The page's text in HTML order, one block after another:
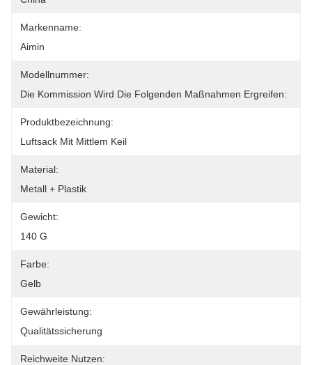
Markenname:
Aimin
Modellnummer:
Die Kommission Wird Die Folgenden Maßnahmen Ergreifen:
Produktbezeichnung:
Luftsack Mit Mittlem Keil
Material:
Metall + Plastik
Gewicht:
140 G
Farbe:
Gelb
Gewährleistung:
Qualitätssicherung
Reichweite Nutzen: